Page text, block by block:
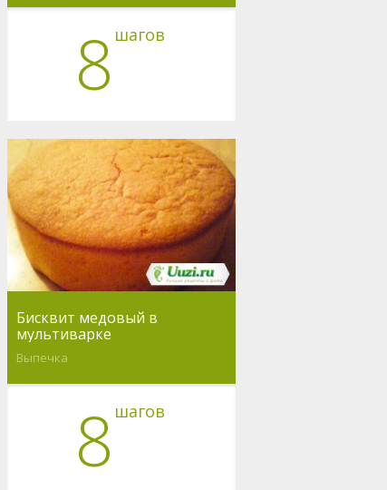
8 шагов
Бисквит медовый в
мультиварке
Выпечка
8 шагов